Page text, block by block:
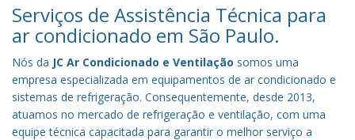
Serviços de Assistência Técnica para
ar condicionado em São Paulo.
Nós da JC Ar Condicionado e Ventilação somos uma
empresa especializada em equipamentos de ar condicionado e
sistemas de refrigeração. Consequentemente, desde 2013,
atuamos no mercado de refrigeração e ventilação, com uma
equipe técnica capacitada para garantir o melhor serviço a